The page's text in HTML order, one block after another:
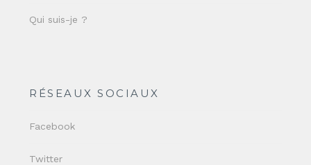
Qui suis-je ?
RÉSEAUX SOCIAUX
Facebook
Twitter